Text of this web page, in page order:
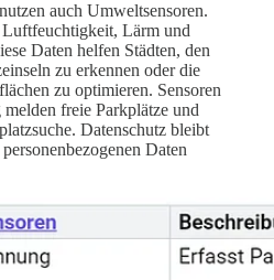
auch Umweltsensoren.
Luftfeuchtigkeit, Lärm und
Daten helfen Städten, den
zu erkennen oder die
zu optimieren. Sensoren
freie Parkplätze und
Datenschutz bleibt
Daten